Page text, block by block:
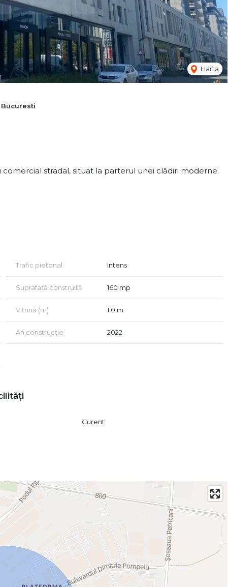
Harta
stradal, situat la parterul unei clădiri moderne.
pentru orice business care vizează un public cu
Trafic pietonal Intens
Suprafață construită 160 mp
Vitrină (m) 1.0 m
An construcție 2022
Curent